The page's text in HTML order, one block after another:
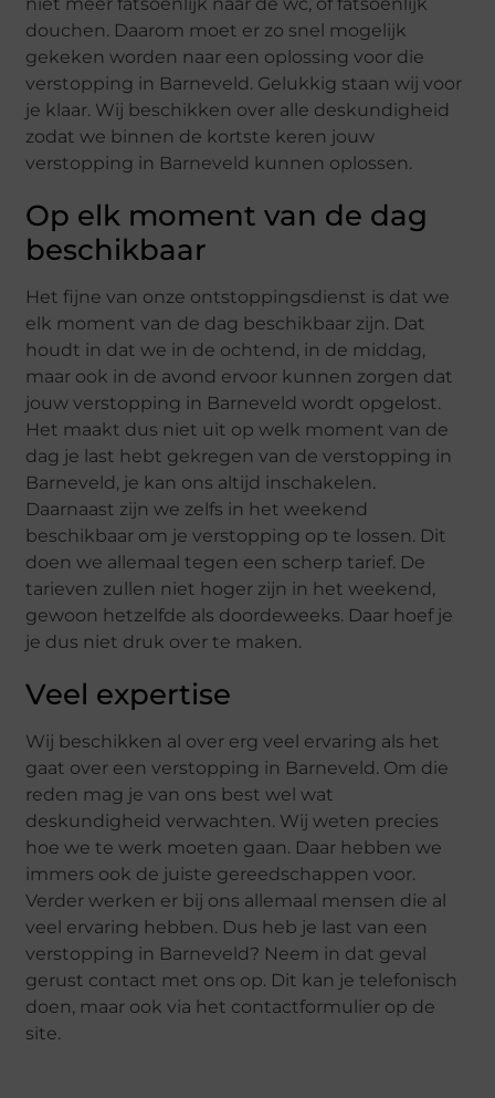
niet meer fatsoenlijk naar de wc, of fatsoenlijk
douchen. Daarom moet er zo snel mogelijk
gekeken worden naar een oplossing voor die
verstopping in Barneveld. Gelukkig staan wij voor
je klaar. Wij beschikken over alle deskundigheid
zodat we binnen de kortste keren jouw
verstopping in Barneveld kunnen oplossen.
Op elk moment van de dag
beschikbaar
Het fijne van onze ontstoppingsdienst is dat we
elk moment van de dag beschikbaar zijn. Dat
houdt in dat we in de ochtend, in de middag,
maar ook in de avond ervoor kunnen zorgen dat
jouw verstopping in Barneveld wordt opgelost.
Het maakt dus niet uit op welk moment van de
dag je last hebt gekregen van de verstopping in
Barneveld, je kan ons altijd inschakelen.
Daarnaast zijn we zelfs in het weekend
beschikbaar om je verstopping op te lossen. Dit
doen we allemaal tegen een scherp tarief. De
tarieven zullen niet hoger zijn in het weekend,
gewoon hetzelfde als doordeweeks. Daar hoef je
je dus niet druk over te maken.
Veel expertise
Wij beschikken al over erg veel ervaring als het
gaat over een verstopping in Barneveld. Om die
reden mag je van ons best wel wat
deskundigheid verwachten. Wij weten precies
hoe we te werk moeten gaan. Daar hebben we
immers ook de juiste gereedschappen voor.
Verder werken er bij ons allemaal mensen die al
veel ervaring hebben. Dus heb je last van een
verstopping in Barneveld? Neem in dat geval
gerust contact met ons op. Dit kan je telefonisch
doen, maar ook via het contactformulier op de
site.